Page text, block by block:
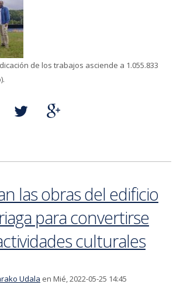
de los trabajos asciende a 1.055.833
las obras del edificio
para convertirse
culturales
Udala en Mié, 2022-05-25 14:45